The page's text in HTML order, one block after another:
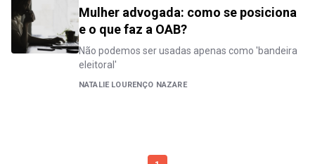
Mulher advogada: como se posiciona
e o que faz a OAB?
Não podemos ser usadas apenas como 'bandeira
eleitoral'
NATALIE LOURENÇO NAZARE